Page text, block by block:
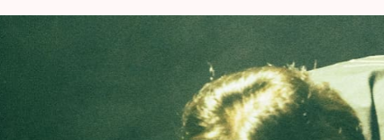
een intiem concert.
In
Batterie Fragile
(unjenesaisquoi,
drumstel dat werd ontworpen doorYves
houten riet en rubberen kloppers om
uit het porselein. In een soortgelijke geest
(bié Records, 2022) - oorspronkelijk